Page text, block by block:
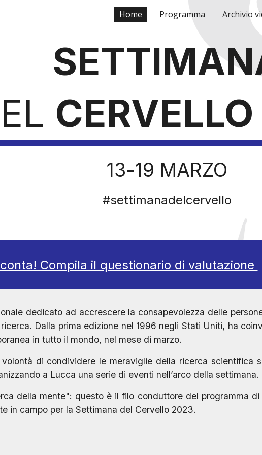
Skip to navigation
Home Programma Archivio
CERVELLO
13-19 MARZO
#settimanadelcervello
Compila il questionario di valutazione
dedicato ad accrescere la consapevolezza delle
Dalla prima edizione nel 1996 negli Stati Uniti, ha
in tutto il mondo, nel mese di marzo.
di condividere le meraviglie della ricerca scientifica
a Lucca una serie di eventi nell’arco della settimana.
della mente": questo è il filo conduttore del programma
in campo per la Settimana del Cervello 2023.